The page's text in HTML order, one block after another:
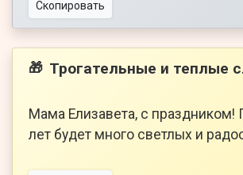
Скопировать
🎁 Трогательные и теплые
Мама Елизавета, с праздником!
лет будет много светлых и